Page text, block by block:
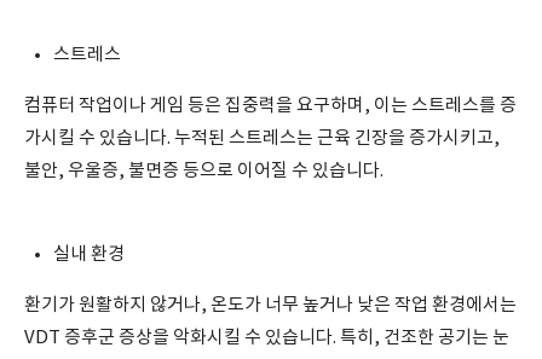
스트레스
컴퓨터 작업이나 게임 등은 집중력을 요구하며, 이는 스트레스를 증
가시킬 수 있습니다. 누적된 스트레스는 근육 긴장을 증가시키고,
불안, 우울증, 불면증 등으로 이어질 수 있습니다.
실내 환경
환기가 원활하지 않거나, 온도가 너무 높거나 낮은 작업 환경에서는
VDT 증후군 증상을 악화시킬 수 있습니다. 특히, 건조한 공기는 눈